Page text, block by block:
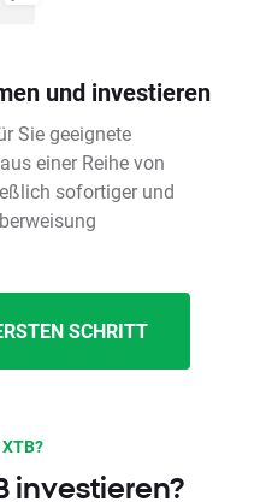
und investieren
Sie geeignete
einer Reihe von
sofortiger und
SCHRITT
investieren?